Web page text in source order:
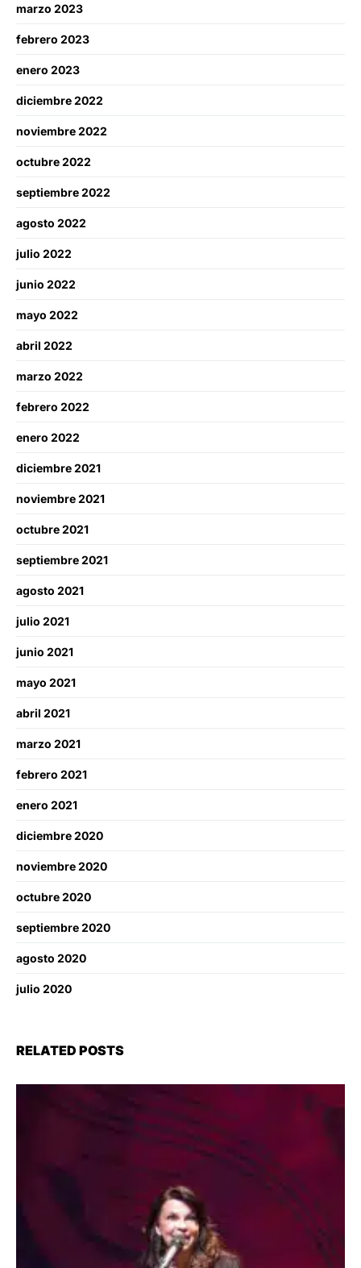
marzo 2023
febrero 2023
enero 2023
diciembre 2022
noviembre 2022
octubre 2022
septiembre 2022
agosto 2022
julio 2022
junio 2022
mayo 2022
abril 2022
marzo 2022
febrero 2022
enero 2022
diciembre 2021
noviembre 2021
octubre 2021
septiembre 2021
agosto 2021
julio 2021
junio 2021
mayo 2021
abril 2021
marzo 2021
febrero 2021
enero 2021
diciembre 2020
noviembre 2020
octubre 2020
septiembre 2020
agosto 2020
julio 2020
RELATED POSTS